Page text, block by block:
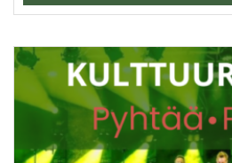
Tällä
tuotteella
on
useampi
muunnelma.
Voit